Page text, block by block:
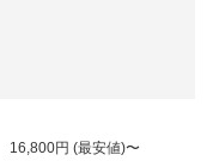
16,800円 (最安値)〜